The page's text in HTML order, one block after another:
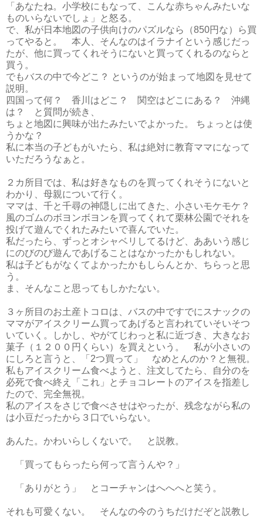
「あなたね。小学校にもなって、こんな赤ちゃんみたいな
ものいらないでしょ」と怒る。
で、私が日本地図の子供向けのパズルなら（850円な）ら買
ってやると。 本人、そんなのはイラナイという感じだっ
たが、他に買ってくれそうにないと買ってくれるのならと
買う。
でもバスの中で今どこ？ というのが始まって地図を見せて
説明。
四国って何？ 香川はどこ？ 関空はどこにある？ 沖縄
は？ と質問が続き、
ちょと地図に興味が出たみたいでよかった。 ちょっとは使
うかな？
私に本当の子どもがいたら、私は絶対に教育ママになって
いただろうなぁと。
２カ所目では、私は好きなものを買ってくれそうにないと
わかり、母親について行く。
ママは、千と千尋の神隠しに出てきた、小さいモケモケ？
風のゴムのボヨンボヨンを買ってくれて栗林公園でそれを
投げて遊んでくれたみたいで喜んでいた。
私だったら、ずっとオシャベリしてるけど、ああいう感じ
にのびのび遊んであげることはなかったかもしれない。
私は子どもがなくてよかったかもしらんとか、ちらっと思
う。
ま、そんなこと思ってもしかたない。
３ヶ所目のお土産トコロは、バスの中ですでにスナックの
ママがアイスクリーム買ってあげると言われていそいそつ
いていく。しかし、やがてじわっと私に近づき、大きなお
菓子（１２００円くらい）を買えという。 私が小さいの
にしろと言うと、「2つ買って」 なめとんのか？と無視。
私もアイスクリーム食べようと、注文してたら、自分のを
必死で食べ終え「これ」とチョコレートのアイスを指差し
たので、完全無視。
私のアイスをさじで食べさせはやったが、残念ながら私の
は小豆だったから３口でいらない。
あんた。かわいらしくないで。 と説教。
「買ってもらったら何って言うんや？」
「ありがとう」 とコーチャンはへへへと笑う。
それも可愛くない。 そんなの今のうちだけだぞと説教し